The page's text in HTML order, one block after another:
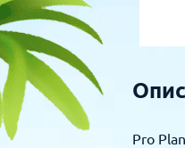
Pro